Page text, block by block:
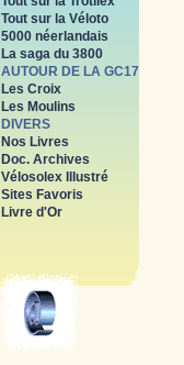
Tout sur la Véloto
5000 néerlandais
La saga du 3800
AUTOUR DE LA GC17
Les Croix
Les Moulins
DIVERS
Nos Livres
Doc. Archives
Vélosolex Illustré
Sites Favoris
Livre d'Or